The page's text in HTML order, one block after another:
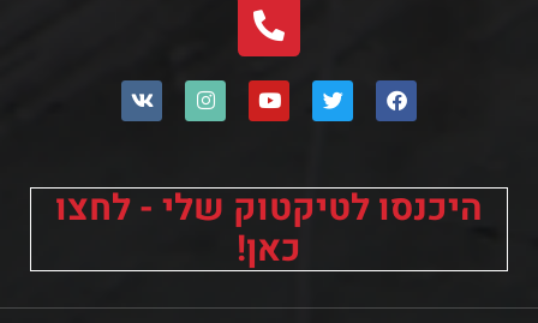
היכנסו לטיקטוק שלי - לחצו
כאן!